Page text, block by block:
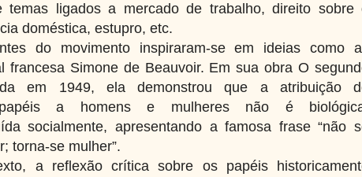
temas ligados a mercado de trabalho, direito sobre
doméstica, estupro, etc.
do movimento inspiraram-se em ideias como
francesa Simone de Beauvoir. Em sua obra O
em 1949, ela demonstrou que a atribuição
a homens e mulheres não é
socialmente, apresentando a famosa frase “não
torna-se mulher”.
a reflexão crítica sobre os papéis